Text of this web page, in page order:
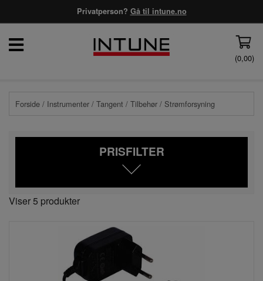
Privatperson? Gå til intune.no
(0,00)
Forside / Instrumenter / Tangent / Tilbehør / Strømforsyning
PRISFILTER
Viser 5 produkter